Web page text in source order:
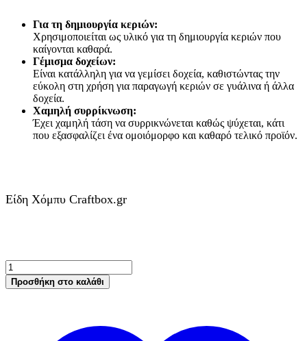
Για τη δημιουργία κεριών:
Χρησιμοποιείται ως υλικό για τη δημιουργία κεριών που
καίγονται καθαρά.
Γέμισμα δοχείων:
Είναι κατάλληλη για να γεμίσει δοχεία, καθιστώντας την
εύκολη στη χρήση για παραγωγή κεριών σε γυάλινα ή άλλα
δοχεία.
Χαμηλή συρρίκνωση:
Έχει χαμηλή τάση να συρρικνώνεται καθώς ψύχεται, κάτι
που εξασφαλίζει ένα ομοιόμορφο και καθαρό τελικό προϊόν.
Είδη Χόμπυ Craftbox.gr
Κερί
7.58
πλήρως
Προσθήκη στο καλάθι